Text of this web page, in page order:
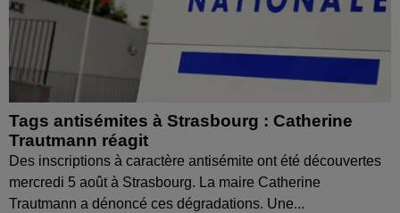
Tags antisémites à Strasbourg : Catherine
Trautmann réagit
Des inscriptions à caractère antisémite ont été découvertes
mercredi 5 août à Strasbourg. La maire Catherine
Trautmann a dénoncé ces dégradations. Une...